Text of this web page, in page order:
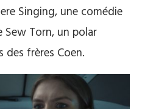
Singing, une comédie
Sew Torn, un polar
des frères Coen.